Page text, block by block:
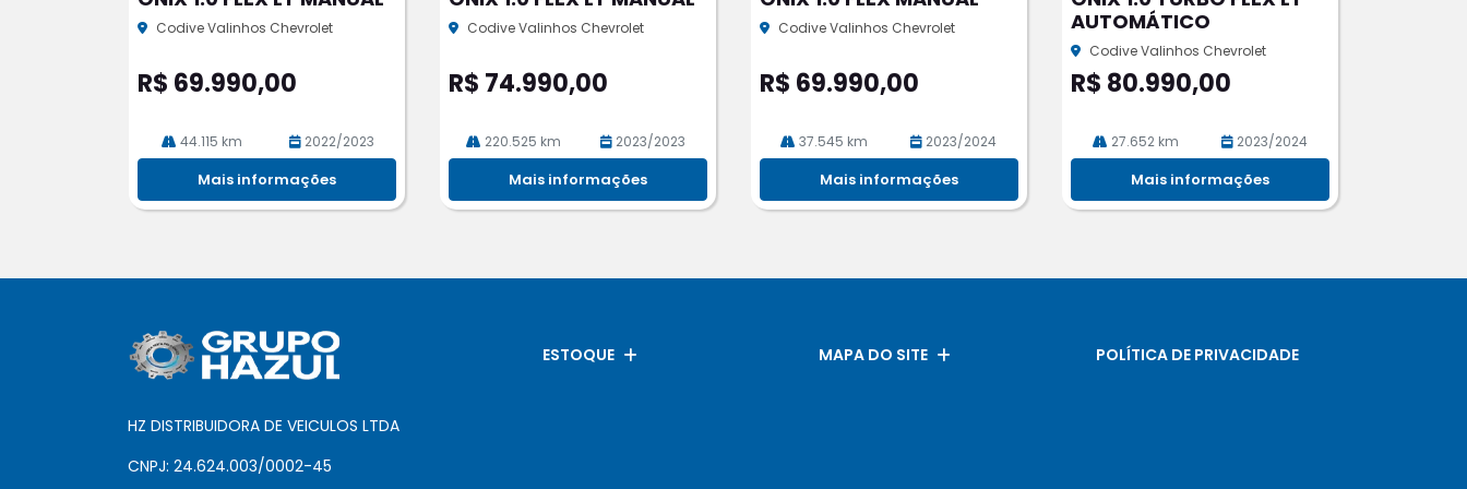
rtil
he
Codive Valinhos Chevrolet
R$ 69.990,00
44.115 km 2022/2023
Mais informações
rtil
he
Codive Valinhos Chevrolet
R$ 74.990,00
220.525 km 2023/2023
Mais informações
rtil
he
Codive Valinhos Chevrolet
R$ 69.990,00
37.545 km 2023/2024
Mais informações
rtil
he
AUTOMÁTICO
Codive Valinhos Chevrolet
R$ 80.990,00
27.652 km 2023/2024
Mais informações
ESTOQUE MAPA DO SITE POLÍTICA DE PRIVACIDADE
HZ DISTRIBUIDORA DE VEICULOS LTDA
CNPJ: 24.624.003/0002-45